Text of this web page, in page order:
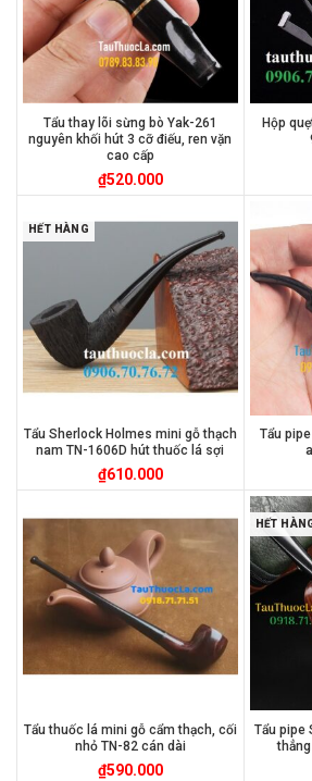
Tẩu thay lõi sừng bò Yak-261
nguyên khối hút 3 cỡ điếu, ren vặn
cao cấp
₫520.000
Hộp
HẾT HÀNG
Tẩu Sherlock Holmes mini gỗ thạch
nam TN-1606D hút thuốc lá sợi
₫610.000
Tẩu
Tẩu thuốc lá mini gỗ cẩm thạch, cối
nhỏ TN-82 cán dài
₫590.000
HẾT
Tẩu pipe